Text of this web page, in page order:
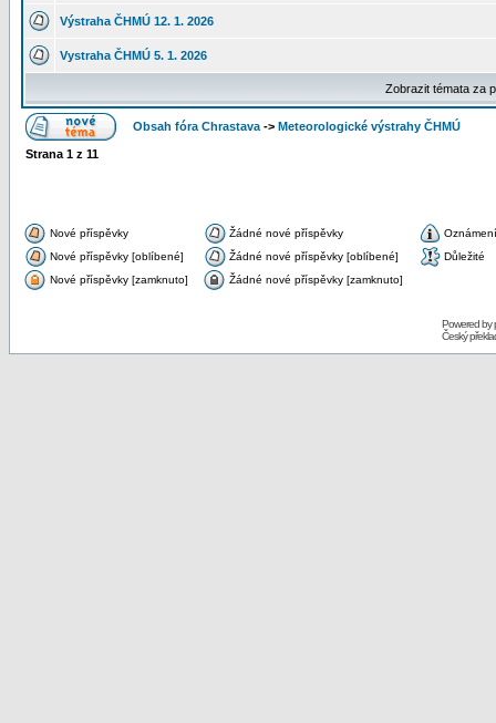
Výstraha ČHMÚ 12. 1. 2026
Vystraha ČHMÚ 5. 1. 2026
Zobrazit témata za
Obsah fóra Chrastava -> Meteorologické výstrahy ČHMÚ
Strana 1 z 11
Nové příspěvky Žádné nové příspěvky
Oznámení
Nové příspěvky [oblíbené]
Žádné nové příspěvky [oblíbené]
Důležité
Nové příspěvky [zamknuto]
Žádné nové příspěvky [zamknuto]
Powered by
Český